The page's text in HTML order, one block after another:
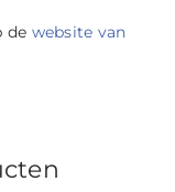
de website van